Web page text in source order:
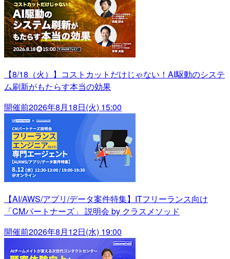
【8/18（火）】コストカットだけじゃない！AI駆動のシステ
ム刷新がもたらす本当の効果
開催前2026年8月18日(火) 15:00
【AI/AWS/アプリ/データ案件特集】ITフリーランス向け
「CMパートナーズ」 説明会 by クラスメソッド
開催前2026年8月12日(水) 19:00